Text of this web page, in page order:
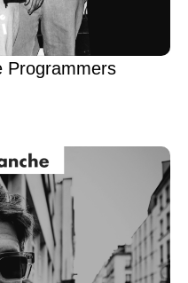
Programmers